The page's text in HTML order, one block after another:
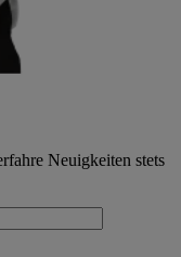
Neuigkeiten stets